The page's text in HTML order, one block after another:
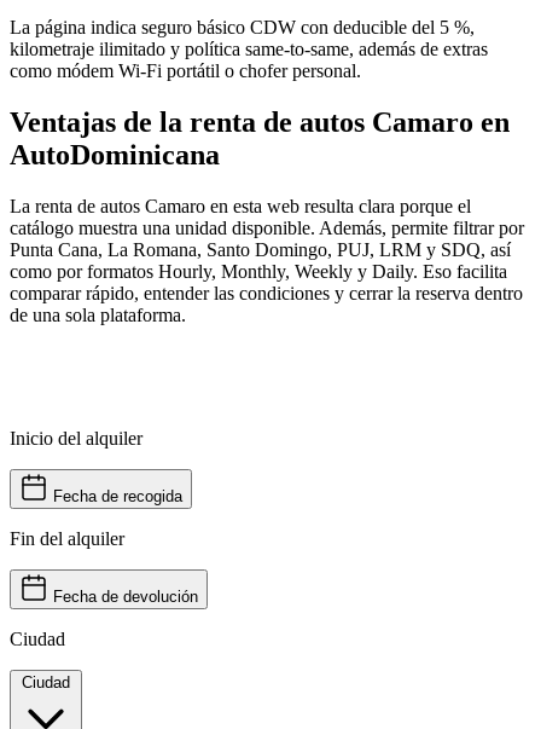
La página indica seguro básico CDW con deducible del 5 %,
kilometraje ilimitado y política same-to-same, además de extras
como módem Wi-Fi portátil o chofer personal.
Ventajas de la renta de autos Camaro en
AutoDominicana
La renta de autos Camaro en esta web resulta clara porque el
catálogo muestra una unidad disponible. Además, permite filtrar por
Punta Cana, La Romana, Santo Domingo, PUJ, LRM y SDQ, así
como por formatos Hourly, Monthly, Weekly y Daily. Eso facilita
comparar rápido, entender las condiciones y cerrar la reserva dentro
de una sola plataforma.
Inicio del alquiler
Fecha de recogida
Fin del alquiler
Fecha de devolución
Ciudad
Ciudad